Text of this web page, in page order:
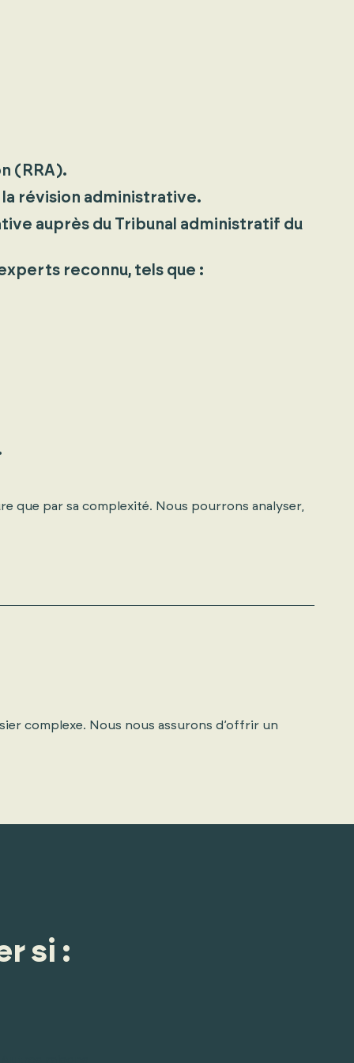
(RRA).
la révision administrative.
auprès du Tribunal administratif du
reconnu, tels que :
que par sa complexité. Nous pourrons analyser,
complexe. Nous nous assurons d’offrir un
si :